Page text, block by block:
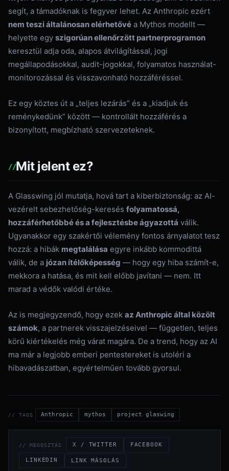
segít, a támadóknak is fegyver lehet. Az Anthropic ezért
nem teszi általánosan elérhetővé a Mythos modellt —
helyette egy szigorúan ellenőrzött partnerprogramon
keresztül adja oda, alapos átvilágítással, jogi
megállapodásokkal, audit-jogokkal, folyamatos használat-
monitorozással és visszavonható hozzáféréssel.
Ez egy köztes út a „teljes lezárás” és a „kiadjuk és
reménykedünk” között — kontrollált hozzáférés a
bizonyított, megbízható szervezeteknek.
Mit jelent ez?
A Glasswing jól mutatja, hová tart a kiberbiztonság: az AI-
vezérelt sebezhetőség-keresés folyamatossá,
hozzáférhetőbbé és a fejlesztésbe ágyazottá válik.
Ugyanakkor egy szakértői vélemény fontos árnyalatot tesz
hozzá: a hibák megtalálása egyre inkább kommodittá
válik, de a józan ítélőképesség — hogy egy hiba számít-e,
mekkora a hatása, és mit kell előbb javítani — nem. Itt
marad a védők valódi értéke.
Az is megjegyzendő, hogy ezek az Anthropic által közölt
számok, a partnerek visszajelzéseivel — független, teljes
körű kiértékelés még várat magára. De a trend, hogy az AI
ma már a legjobb emberi pentestereket is utoléri a
hibavadászatban, egyértelműen tovább gyorsul.
// TAGS Anthropic mythos project glaswing
// MEGOSZTÁS X / TWITTER FACEBOOK
LINKEDIN LINK MÁSOLÁS